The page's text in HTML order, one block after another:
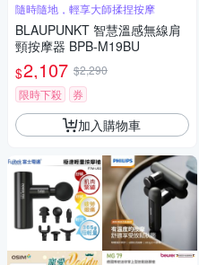
隨時隨地，輕享大師揉捏按摩
BLAUPUNKT 智慧溫感無線肩
頸按摩器 BPB-M19BU
$2,107 $2,290
限時下殺
券
加入購物車